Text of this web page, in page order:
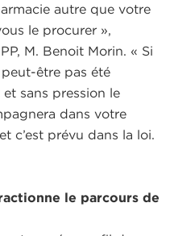
autre que votre
le procurer »,
M. Benoit Morin. « Si
peut-être pas été
sans pression le
dans votre
c’est prévu dans la loi.
le parcours de